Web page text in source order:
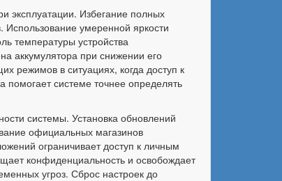
эксплуатации. Избегание полных
Использование умеренной яркости
температуры устройства
аккумулятора при снижении его
режимов в ситуациях, когда доступ к
помогает системе точнее определять
системы. Установка обновлений
официальных магазинов
ограничивает доступ к личным
конфиденциальность и освобождает
угроз. Сброс настроек до